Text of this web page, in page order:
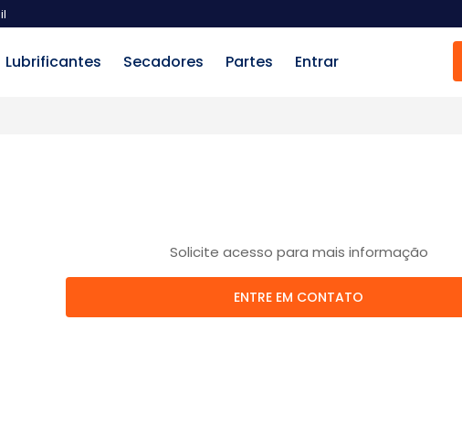
Lubrificantes Secadores Partes Entrar
Solicite acesso para mais informação
ENTRE EM CONTATO